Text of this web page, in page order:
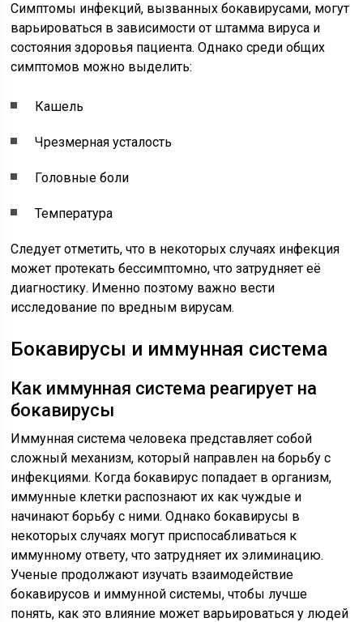
Симптомы инфекций, вызванных бокавирусами, могут
варьироваться в зависимости от штамма вируса и
состояния здоровья пациента. Однако среди общих
симптомов можно выделить:
Кашель
Чрезмерная усталость
Головные боли
Температура
Следует отметить, что в некоторых случаях инфекция
может протекать бессимптомно, что затрудняет её
диагностику. Именно поэтому важно вести
исследование по вредным вирусам.
Бокавирусы и иммунная система
Как иммунная система реагирует на
бокавирусы
Иммунная система человека представляет собой
сложный механизм, который направлен на борьбу с
инфекциями. Когда бокавирус попадает в организм,
иммунные клетки распознают их как чуждые и
начинают борьбу с ними. Однако бокавирусы в
некоторых случаях могут приспосабливаться к
иммунному ответу, что затрудняет их элиминацию.
Ученые продолжают изучать взаимодействие
бокавирусов и иммунной системы, чтобы лучше
понять, как это влияние может варьироваться у людей